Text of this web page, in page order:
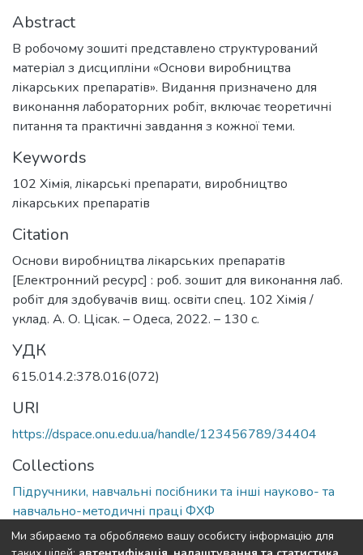
Abstract
В робочому зошиті представлено структурований
матеріал з дисципліни «Основи виробництва
лікарських препаратів». Видання призначено для
виконання лабораторних робіт, включає теоретичні
питання та практичні завдання з кожної теми.
Keywords
102 Хімія, лікарські препарати, виробництво
лікарських препаратів
Citation
Основи виробництва лікарських препаратів
[Електронний ресурс] : роб. зошит для виконання лаб.
робіт для здобувачів вищ. освіти спец. 102 Хімія /
уклад. А. О. Цісак. – Одеса, 2022. – 130 с.
УДК
615.014.2:378.016(072)
URI
https://dspace.onu.edu.ua/handle/123456789/34404
Collections
Підручники, навчальні посібники та інші науково- та
навчально-методичні праці ФХФ
Full item page
Ми збираємо та обробляємо вашу особисту інформацію для